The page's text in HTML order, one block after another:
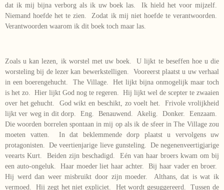
dat ik mij bijna verborg als ik uw boek las. Ik hield het voor mijzelf.
Niemand hoefde het te zien. Zodat ik mij niet hoefde te verantwoorden.
Verantwoorden waarom ik dit boek toch maar las.
Zoals u kan lezen, ik worstel met uw boek. U lijkt te beseffen hoe u die
worsteling bij de lezer kan bewerkstelligen. Vooreerst plaatst u uw verhaal
in een boerengehucht. The Village. Het lijkt bijna onmogelijk maar toch
is het zo. Hier lijkt God nog te regeren. Hij lijkt wel de scepter te zwaaien
over het gehucht. God wikt en beschikt, zo voelt het. Frivole vrolijkheid
lijkt ver weg in dit dorp. Eng. Benauwend. Akelig. Donker. Eenzaam.
Die woorden borrelen spontaan in mij op als ik de sfeer in The Village zou
moeten vatten. In dat beklemmende dorp plaatst u vervolgens uw
protagonisten. De veertienjarige lieve gunsteling. De negenenveertigjarige
veearts Kurt. Beiden zijn beschadigd. Eén van haar broers kwam om bij
een auto-ongeluk. Haar moeder liet haar achter. Bij haar vader en broer.
Hij werd dan weer misbruikt door zijn moeder. Althans, dat is wat ik
vermoed. Hij zegt het niet expliciet. Het wordt gesuggereerd. Tussen de